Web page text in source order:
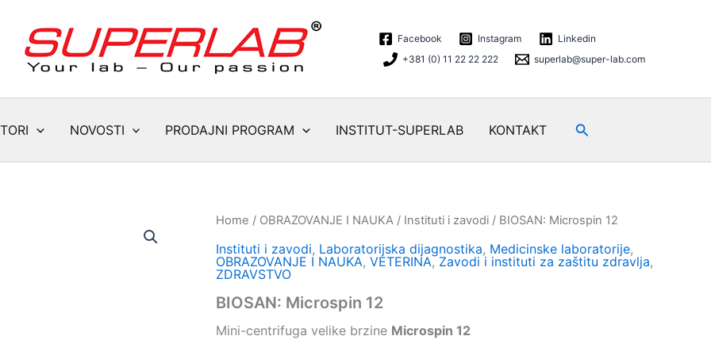
Facebook Instagram
Linkedin
+381 (0) 11 22 22 222
superlab@super-lab.com
NOVOSTI PRODAJNI PROGRAM INSTITUT-SUPERLAB KONTAKT Search
Home / OBRAZOVANJE I NAUKA / Instituti i zavodi / BIOSAN: Microspin 12
Instituti i zavodi, Laboratorijska dijagnostika, Medicinske laboratorije,
OBRAZOVANJE I NAUKA, VETERINA,Zavodi i instituti za zaštitu zdravlja,
ZDRAVSTVO
BIOSAN: Microspin 12
Mini-centrifuga velike brzine Microspin 12